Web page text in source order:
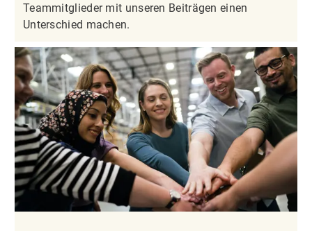
Teammitglieder mit unseren Beiträgen einen
Unterschied machen.